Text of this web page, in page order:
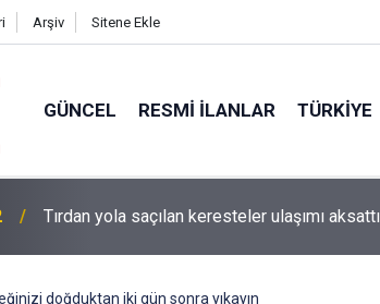
Arşiv Sitene Ekle
GÜNCEL RESMI İLANLAR TÜRKİYE
Tırdan yola saçılan keresteler ulaşımı aksattı
doğduktan iki gün sonra yıkayın